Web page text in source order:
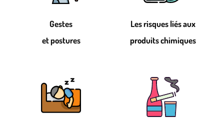
Gestes
et postures
Les risques liés aux
produits chimiques